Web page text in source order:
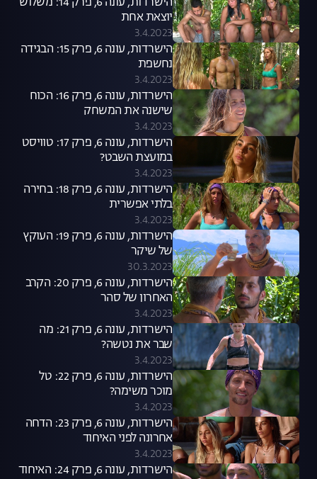
יוצאת אחת
3.4.2023
הישרדות, עונה 6, פרק 15: הבגידה
נחשפת
3.4.2023
הישרדות, עונה 6, פרק 16: הכוח
שישנה את המשחק
3.4.2023
הישרדות, עונה 6, פרק 17: טוויסט
במועצת השבט?
3.4.2023
הישרדות, עונה 6, פרק 18: בחירה
בלתי אפשרית
3.4.2023
הישרדות, עונה 6, פרק 19: העוקץ
של שיקר
30.3.2023
הישרדות, עונה 6, פרק 20: הקרב
האחרון של סהר
3.4.2023
הישרדות, עונה 6, פרק 21: מה
שבר את נטשה?
3.4.2023
הישרדות, עונה 6, פרק 22: טל
מוכר משימה?
3.4.2023
הישרדות, עונה 6, פרק 23: הדחה
אחרונה לפני האיחוד
3.4.2023
הישרדות, עונה 6, פרק 24: האיחוד